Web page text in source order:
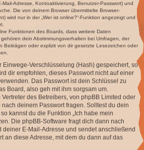
Adresse, Kontoaktivierung, Benutzer-Passwort) und
Die von deinem Browser übermittelte Browser-
wird nur in der „Wer ist online?“-Funktion angezeigt und
Funktionen des Boards, dass weitere Daten
dein Abstimmungsverhalten bei Umfragen, der
Beiträgen oder explizit von dir gesetzte Lesezeichen oder
Einwege-Verschlüsselung (Hash) gespeichert, so
dir empfohlen, dieses Passwort nicht auf einer
Das Passwort ist dein Schlüssel zu
Board, also geh mit ihm sorgsam um.
des Betreibers, von phpBB Limited oder
deinem Passwort fragen. Solltest du dein
kannst du die Funktion „Ich habe mein
Die phpBB-Software fragt dich dann nach
E-Mail-Adresse und sendet anschließend
an diese Adresse, mit dem du dann auf das